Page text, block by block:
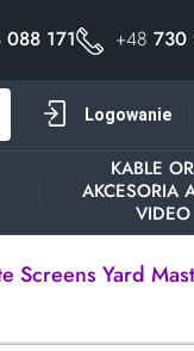
171 +48 730
Logowanie
KABLE
AKCESORIA
VIDEO
Screens Yard